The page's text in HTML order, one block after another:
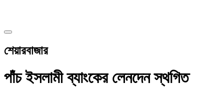
শেয়ারবাজার
পাঁচ ইসলামী ব্যাংকের লেনদেন স্থগিত